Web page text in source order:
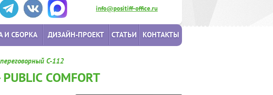
info@positiff-office.ru
И СБОРКА ДИЗАЙН-ПРОЕКТ СТАТЬИ КОНТАКТЫ
C-112
COMFORT